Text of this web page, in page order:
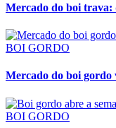
Mercado do boi trava:
BOI GORDO
Mercado do boi gordo
BOI GORDO